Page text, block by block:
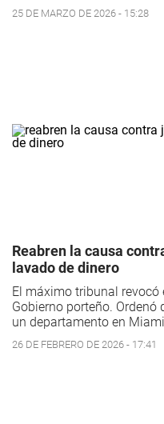
25 DE MARZO DE 2026 - 15:28
Reabren la causa
lavado de dinero
El máximo tribunal
Gobierno porteño.
un departamento en
26 DE FEBRERO DE 2026 - 17:41